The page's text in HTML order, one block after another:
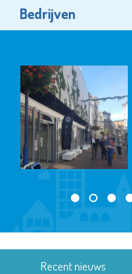
Bedrijven
Recent nieuws